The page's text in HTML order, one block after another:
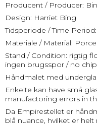
Producent / Producer:
Design: Harriet Bing
Tidsperiode / Time Period:
Materiale / Material:
Stand / Condition: rigtig
ingen brugsspor / no
Håndmalet med
Enkelte kan have små
manufactoring errors in
Da Empirestellet er
blå nuance, hvilket er